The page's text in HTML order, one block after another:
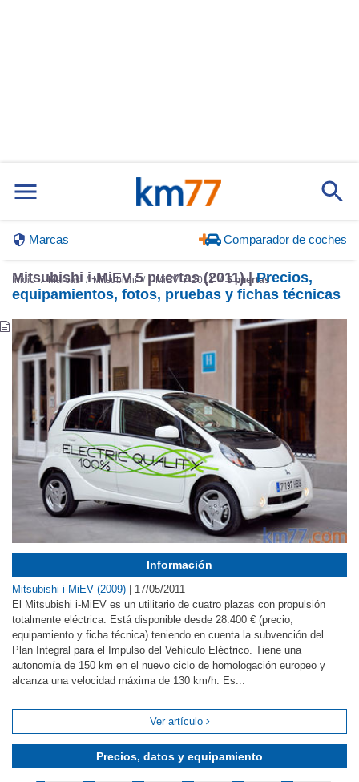
Marcas Comparador de coches
Inicio Marcas Mitsubishi i-MiEV 2011 5 puertas
Mitsubishi i-MiEV 5 puertas (2011) |Precios,
equipamientos, fotos, pruebas y fichas técnicas
Precios, datos y equipamiento
Información
Mitsubishi i-MiEV (2009)
17/05/2011
El Mitsubishi i-MiEV es un utilitario de cuatro plazas con propulsión
totalmente eléctrica. Está disponible desde 28.400 € (precio,
equipamiento y ficha técnica) teniendo en cuenta la subvención del
Plan Integral para el Impulso del Vehículo Eléctrico. Tiene una
autonomía de 150 km en el nuevo ciclo de homologación europeo y
alcanza una velocidad máxima de 130 km/h. Es...
Ver artículo